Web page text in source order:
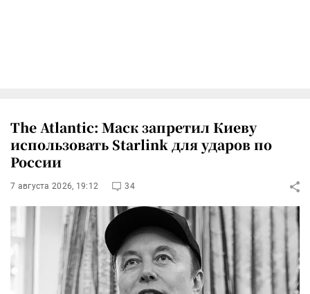
The Atlantic: Маск запретил Киеву
использовать Starlink для ударов по
России
7 августа 2026, 19:12 34